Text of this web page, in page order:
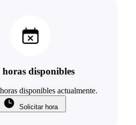
horas disponibles
disponibles actualmente.
Solicitar hora